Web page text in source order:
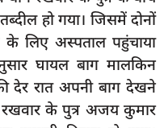
हो गया। जिसमें दोनों
लिए अस्पताल पहुंचाया
घायल बाग मालकिन
देर रात अपनी बाग देखने
के पुत्र अजय कुमार